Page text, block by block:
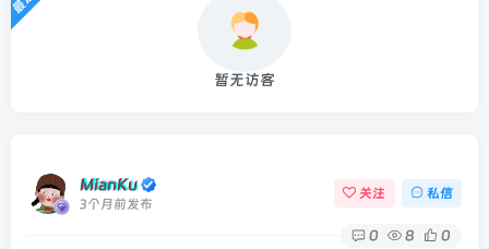
暂无访客
MianKu
3个月前发布
关注 私信
0 8 0